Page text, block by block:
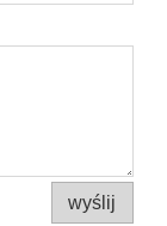
wyślij